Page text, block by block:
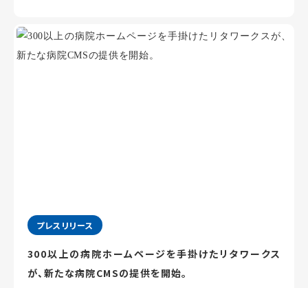
プレスリリース
300以上の病院ホームページを手掛けたリタワークス
が、新たな病院CMSの提供を開始。